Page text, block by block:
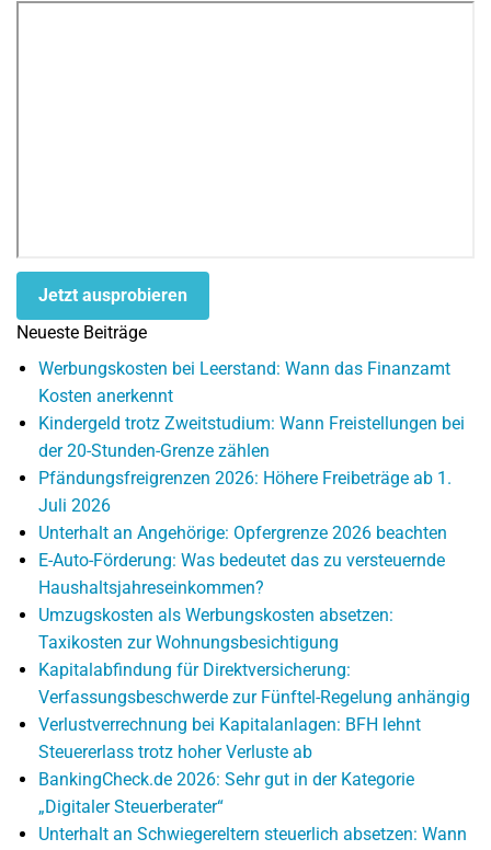
Jetzt ausprobieren
Neueste Beiträge
Werbungskosten bei Leerstand: Wann das Finanzamt
Kosten anerkennt
Kindergeld trotz Zweitstudium: Wann Freistellungen bei
der 20-Stunden-Grenze zählen
Pfändungsfreigrenzen 2026: Höhere Freibeträge ab 1.
Juli 2026
Unterhalt an Angehörige: Opfergrenze 2026 beachten
E-Auto-Förderung: Was bedeutet das zu versteuernde
Haushaltsjahreseinkommen?
Umzugskosten als Werbungskosten absetzen:
Taxikosten zur Wohnungsbesichtigung
Kapitalabfindung für Direktversicherung:
Verfassungsbeschwerde zur Fünftel-Regelung anhängig
Verlustverrechnung bei Kapitalanlagen: BFH lehnt
Steuererlass trotz hoher Verluste ab
BankingCheck.de 2026: Sehr gut in der Kategorie
„Digitaler Steuerberater“
Unterhalt an Schwiegereltern steuerlich absetzen: Wann